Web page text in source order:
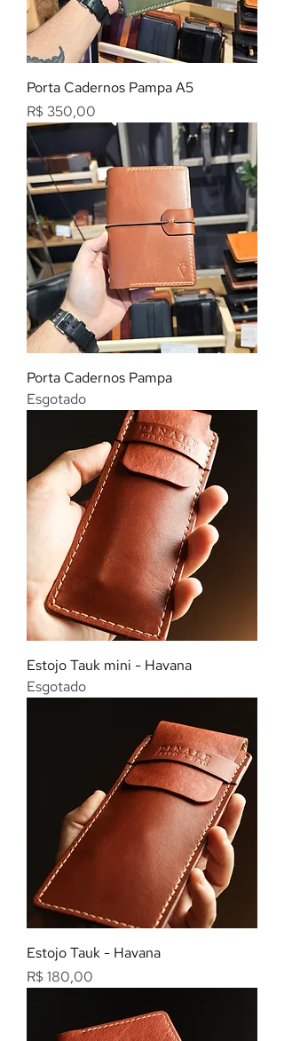
Porta Cadernos Pampa A5
Preço
R$ 350,00
Porta Cadernos Pampa
Esgotado
Estojo Tauk mini - Havana
Esgotado
Estojo Tauk - Havana
Preço
R$ 180,00